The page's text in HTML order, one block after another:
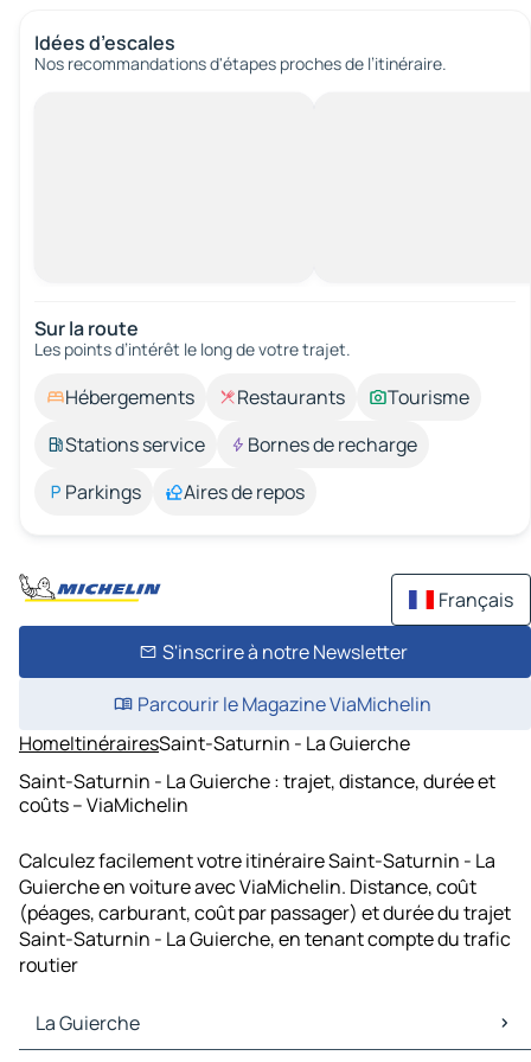
Idées d’escales
Nos recommandations d'étapes proches de l’itinéraire.
Sur la route
Les points d’intérêt le long de votre trajet.
Hébergements Restaurants
Tourisme
Stations service
Bornes de recharge
Parkings
Aires de repos
Français
S'inscrire à notre Newsletter
Parcourir le Magazine ViaMichelin
HomeItinérairesSaint-Saturnin - La Guierche
Saint-Saturnin - La Guierche : trajet, distance, durée et
coûts – ViaMichelin
Calculez facilement votre itinéraire Saint-Saturnin - La
Guierche en voiture avec ViaMichelin. Distance, coût
(péages, carburant, coût par passager) et durée du trajet
Saint-Saturnin - La Guierche, en tenant compte du trafic
routier
La Guierche